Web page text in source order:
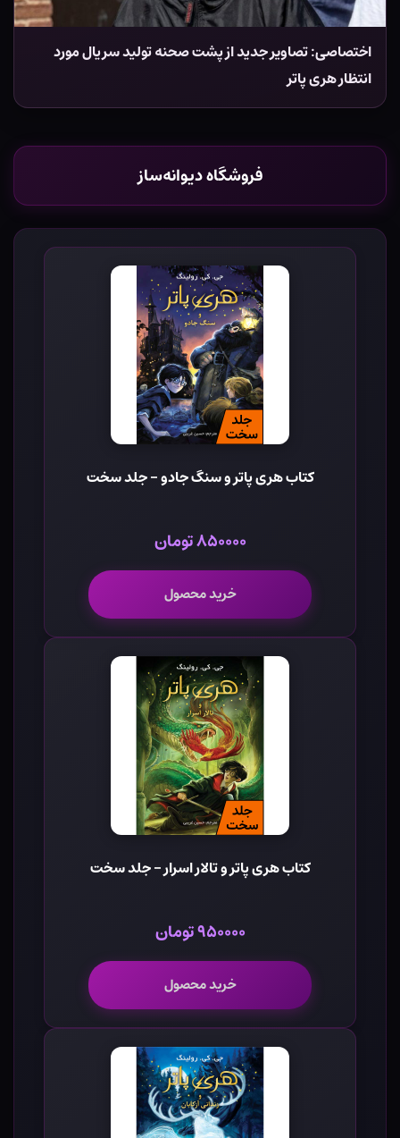
اختصاصی: تصاویر جدید از پشت صحنه تولید سریال مورد
انتظار هری پاتر
فروشگاه دیوانه‌ساز
کتاب هری پاتر و سنگ جادو - جلد سخت
۸۵۰۰۰۰ تومان
خرید محصول
کتاب هری پاتر و تالار اسرار - جلد سخت
۹۵۰۰۰۰ تومان
خرید محصول